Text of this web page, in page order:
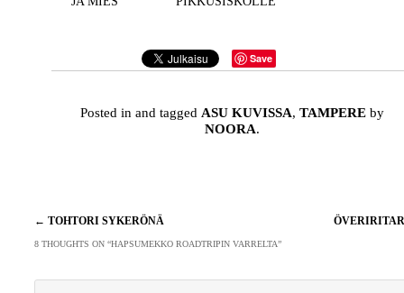
Save
Posted in and tagged ASU KUVISSA, TAMPEREby
NOORA.
Artikkelien
selaus
← TOHTORI SYKERÖNÄ
8 THOUGHTS ON “HAPSUMEKKO ROADTRIPIN VARRELTA”